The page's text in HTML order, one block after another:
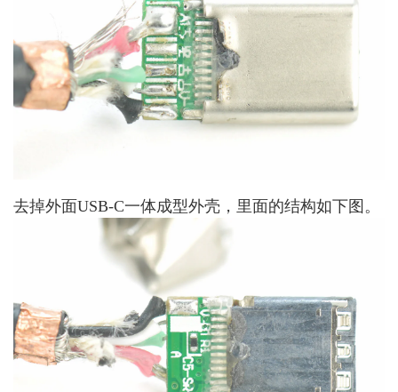
去掉外面USB-C一体成型外壳，里面的结构如下图。